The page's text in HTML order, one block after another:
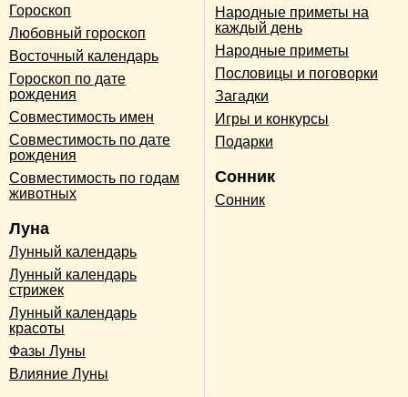
Гороскоп
Любовный гороскоп
Восточный календарь
Гороскоп по дате
рождения
Совместимость имен
Совместимость по дате
рождения
Совместимость по годам
животных
Луна
Лунный календарь
Лунный календарь
стрижек
Лунный календарь
красоты
Фазы Луны
Влияние Луны
Народные приметы на
каждый день
Народные приметы
Пословицы и поговорки
Загадки
Игры и конкурсы
Подарки
Сонник
Сонник